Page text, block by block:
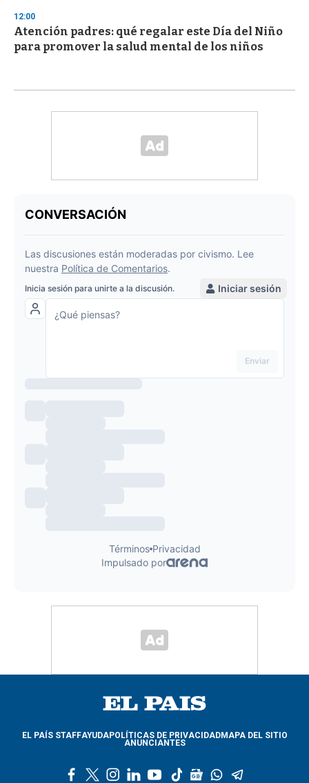
12:00
Atención padres: qué regalar este Día del Niño
para promover la salud mental de los niños
EL PAÍS STAFFAYUDAPOLÍTICAS DE PRIVACIDADMAPA DEL SITIO
ANUNCIANTES
l
y
t
g
w